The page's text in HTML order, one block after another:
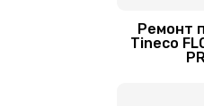
Ремонт
Tineco